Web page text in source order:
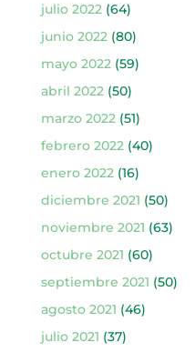
julio 2022 (64)
junio 2022 (80)
mayo 2022 (59)
abril 2022 (50)
marzo 2022 (51)
febrero 2022 (40)
enero 2022 (16)
diciembre 2021 (50)
noviembre 2021 (63)
octubre 2021 (60)
septiembre 2021 (50)
agosto 2021 (46)
julio 2021 (37)